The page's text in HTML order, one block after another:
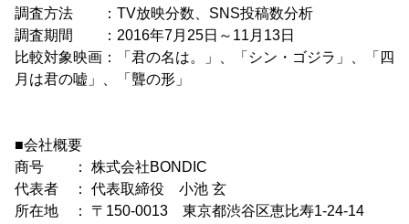
調査方法 ：TV放映分数、SNS投稿数分析
調査期間 ：2016年7月25日～11月13日
比較対象映画：「君の名は。」、「シン・ゴジラ」、「四
月は君の嘘」、「聾の形」
■会社概要
商号 ： 株式会社BONDIC
代表者 ： 代表取締役 小池 玄
所在地 ： 〒150-0013 東京都渋谷区恵比寿1-24-14